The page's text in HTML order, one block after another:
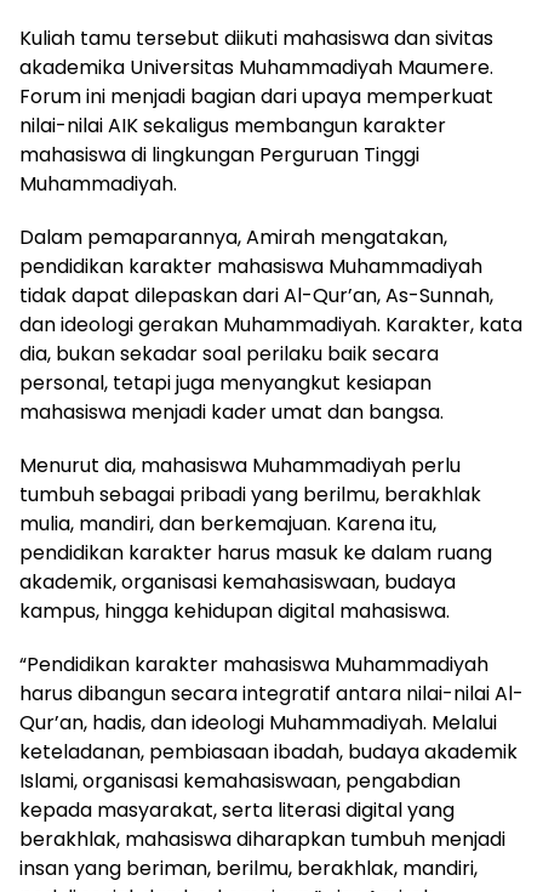
Kuliah tamu tersebut diikuti mahasiswa dan sivitas
akademika Universitas Muhammadiyah Maumere.
Forum ini menjadi bagian dari upaya memperkuat
nilai-nilai AIK sekaligus membangun karakter
mahasiswa di lingkungan Perguruan Tinggi
Muhammadiyah.
Dalam pemaparannya, Amirah mengatakan,
pendidikan karakter mahasiswa Muhammadiyah
tidak dapat dilepaskan dari Al-Qur’an, As-Sunnah,
dan ideologi gerakan Muhammadiyah. Karakter, kata
dia, bukan sekadar soal perilaku baik secara
personal, tetapi juga menyangkut kesiapan
mahasiswa menjadi kader umat dan bangsa.
Menurut dia, mahasiswa Muhammadiyah perlu
tumbuh sebagai pribadi yang berilmu, berakhlak
mulia, mandiri, dan berkemajuan. Karena itu,
pendidikan karakter harus masuk ke dalam ruang
akademik, organisasi kemahasiswaan, budaya
kampus, hingga kehidupan digital mahasiswa.
“Pendidikan karakter mahasiswa Muhammadiyah
harus dibangun secara integratif antara nilai-nilai Al-
Qur’an, hadis, dan ideologi Muhammadiyah. Melalui
keteladanan, pembiasaan ibadah, budaya akademik
Islami, organisasi kemahasiswaan, pengabdian
kepada masyarakat, serta literasi digital yang
berakhlak, mahasiswa diharapkan tumbuh menjadi
insan yang beriman, berilmu, berakhlak, mandiri,